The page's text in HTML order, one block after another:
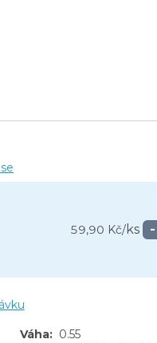
59,90 Kč/ks
-
Váha: 0.55